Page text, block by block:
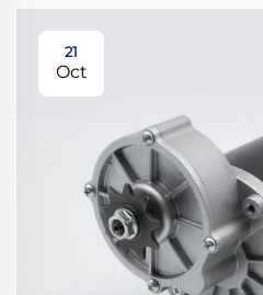
21
Oct